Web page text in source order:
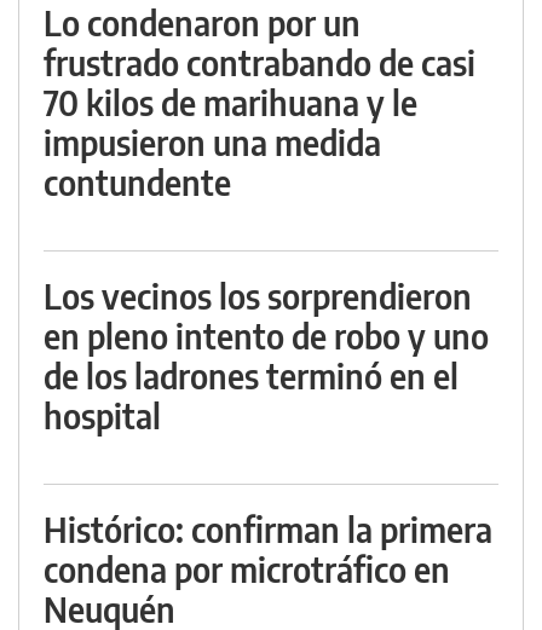
Lo condenaron por un
frustrado contrabando de casi
70 kilos de marihuana y le
impusieron una medida
contundente
Los vecinos los sorprendieron
en pleno intento de robo y uno
de los ladrones terminó en el
hospital
Histórico: confirman la primera
condena por microtráfico en
Neuquén